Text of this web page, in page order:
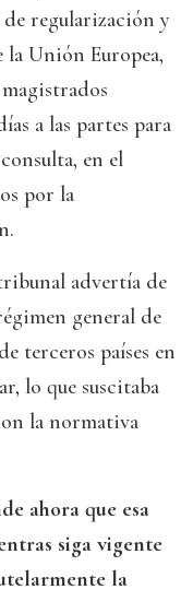
regularización y
Unión Europea,
a las partes para
en el
por la
advertía de
general de
terceros países en
lo que suscitaba
la normativa
ahora que esa
siga vigente
la